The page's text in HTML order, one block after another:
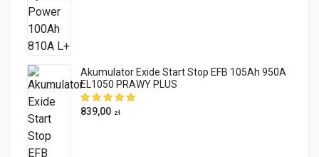
Akumulator Exide Start Stop EFB 105Ah 950A
EL1050 PRAWY PLUS
839,00 zł